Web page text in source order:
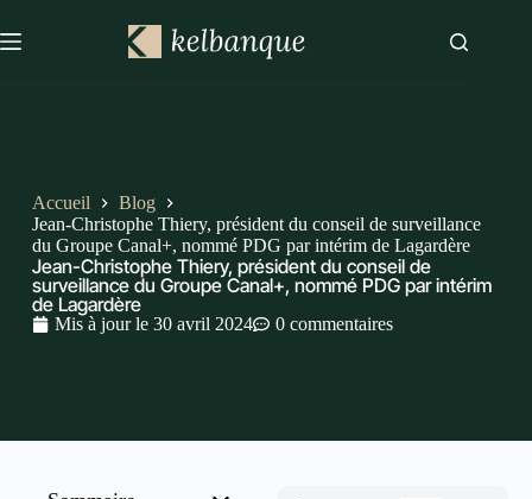
Accueil
Blog
Jean-Christophe Thiery, président du conseil de surveillance
du Groupe Canal+, nommé PDG par intérim de Lagardère
Jean-Christophe Thiery, président du conseil de
surveillance du Groupe Canal+, nommé PDG par intérim
de Lagardère
Mis à jour le 30 avril 2024 0 commentaires